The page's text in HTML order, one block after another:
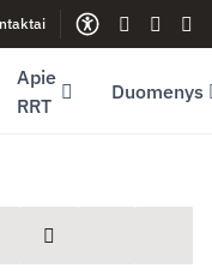
Gestų
Apie
RRT
Duomenys
Dalintis